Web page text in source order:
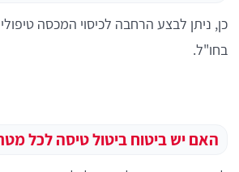
כן, ניתן לבצע הרחבה לכיסוי המכסה טיפולי
בחו"ל.
האם יש ביטוח ביטול טיסה לכל